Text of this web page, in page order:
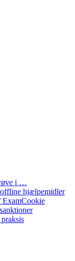
i …
hjælpemidler
ExamCookie